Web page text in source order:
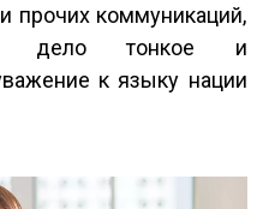
прочих коммуникаций,
дело тонкое и
к языку нации